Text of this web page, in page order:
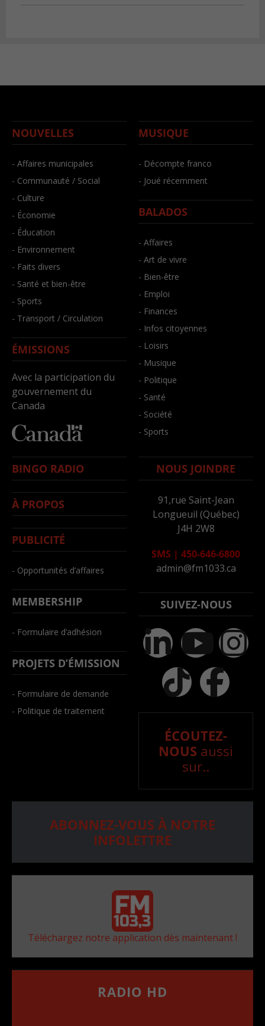
NOUVELLES
- Affaires municipales
- Communauté / Social
- Culture
- Économie
- Éducation
- Environnement
- Faits divers
- Santé et bien-être
- Sports
- Transport / Circulation
ÉMISSIONS
Avec la participation du
gouvernement du
Canada
MUSIQUE
- Décompte franco
- Joué récemment
BALADOS
- Affaires
- Art de vivre
- Bien-être
- Emploi
- Finances
- Infos citoyennes
- Loisirs
- Musique
- Politique
- Santé
- Société
- Sports
BINGO RADIO
À PROPOS
PUBLICITÉ
- Opportunités d’affaires
MEMBERSHIP
- Formulaire d’adhésion
PROJETS D’ÉMISSION
- Formulaire de demande
- Politique de traitement
NOUS JOINDRE
91,rue Saint-Jean
Longueuil (Québec)
J4H 2W8
SMS | 450-646-6800
admin@fm1033.ca
SUIVEZ-NOUS
ÉCOUTEZ-
NOUS aussi
sur..
ABONNEZ-VOUS À NOTRE
INFOLETTRE
Téléchargez notre application dès maintenant !
RADIO HD